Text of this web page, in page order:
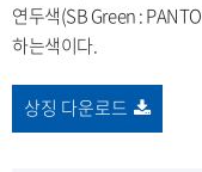
연두색(SB Green :
하는색이다.
상징 다운로드